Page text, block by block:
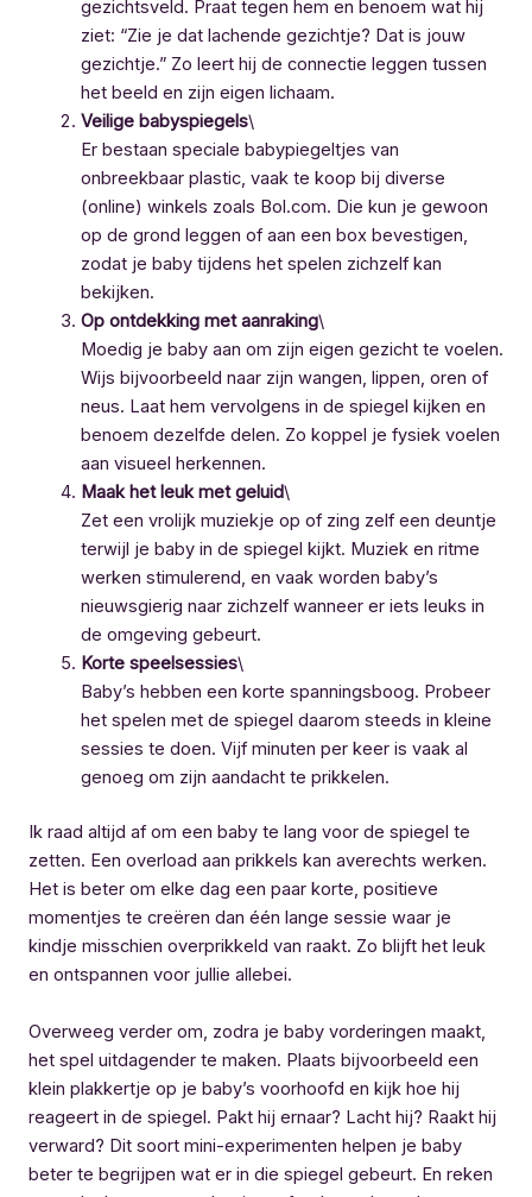
gezichtsveld. Praat tegen hem en benoem wat hij
ziet: “Zie je dat lachende gezichtje? Dat is jouw
gezichtje.” Zo leert hij de connectie leggen tussen
het beeld en zijn eigen lichaam.
Veilige babyspiegels\
Er bestaan speciale babypiegeltjes van
onbreekbaar plastic, vaak te koop bij diverse
(online) winkels zoals Bol.com. Die kun je gewoon
op de grond leggen of aan een box bevestigen,
zodat je baby tijdens het spelen zichzelf kan
bekijken.
Op ontdekking met aanraking\
Moedig je baby aan om zijn eigen gezicht te voelen.
Wijs bijvoorbeeld naar zijn wangen, lippen, oren of
neus. Laat hem vervolgens in de spiegel kijken en
benoem dezelfde delen. Zo koppel je fysiek voelen
aan visueel herkennen.
Maak het leuk met geluid\
Zet een vrolijk muziekje op of zing zelf een deuntje
terwijl je baby in de spiegel kijkt. Muziek en ritme
werken stimulerend, en vaak worden baby’s
nieuwsgierig naar zichzelf wanneer er iets leuks in
de omgeving gebeurt.
Korte speelsessies\
Baby’s hebben een korte spanningsboog. Probeer
het spelen met de spiegel daarom steeds in kleine
sessies te doen. Vijf minuten per keer is vaak al
genoeg om zijn aandacht te prikkelen.
Ik raad altijd af om een baby te lang voor de spiegel te
zetten. Een overload aan prikkels kan averechts werken.
Het is beter om elke dag een paar korte, positieve
momentjes te creëren dan één lange sessie waar je
kindje misschien overprikkeld van raakt. Zo blijft het leuk
en ontspannen voor jullie allebei.
Overweeg verder om, zodra je baby vorderingen maakt,
het spel uitdagender te maken. Plaats bijvoorbeeld een
klein plakkertje op je baby’s voorhoofd en kijk hoe hij
reageert in de spiegel. Pakt hij ernaar? Lacht hij? Raakt hij
verward? Dit soort mini-experimenten helpen je baby
beter te begrijpen wat er in die spiegel gebeurt. En reken